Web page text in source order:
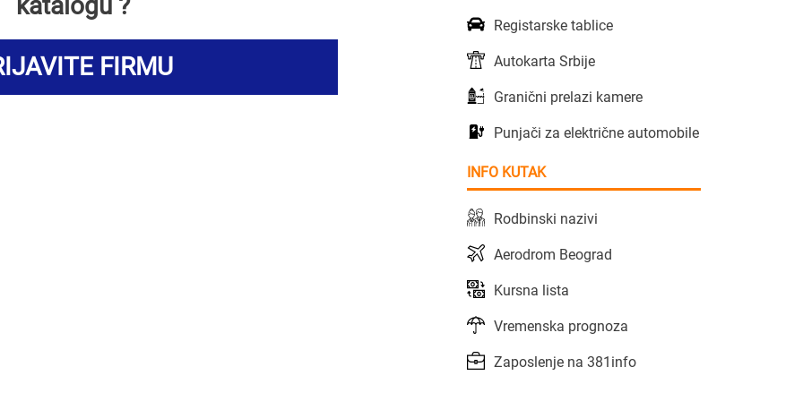
FIRMU
Registarske tablice
Autokarta Srbije
Granični prelazi kamere
Punjači za električne automobile
INFO KUTAK
Rodbinski nazivi
Aerodrom Beograd
Kursna lista
Vremenska prognoza
Zaposlenje na 381info